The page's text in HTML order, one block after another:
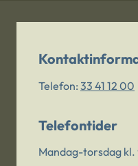
Telefon: 33 41 12 00
Telefontider
Mandag-torsdag kl.